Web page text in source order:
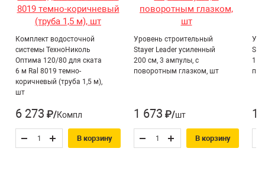
Комплект водосточной
системы ТехноНиколь
Оптима 120/80 для ската
6 м Ral 8019 темно-
коричневый (труба 1,5 м),
шт
6 273 ₽/Компл
В корзину
Уровень строительный
Stayer Leader усиленный
200 см, 3 ампулы, с
поворотным глазком, шт
1 673 ₽/шт
В корзину
1